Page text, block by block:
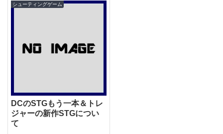
シューティングゲーム
DCのSTGもう一本＆トレ
ジャーの新作STGについ
て